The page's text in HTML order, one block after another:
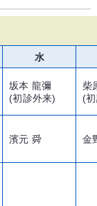
水
坂本 龍彌
(初診外来)
柴
(
濱元 舜 金